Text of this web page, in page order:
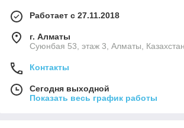
Работает с 27.11.2018
г. Алматы
Суюнбая 53, этаж 3, Алматы, Казахстан
Контакты
Сегодня выходной
Показать весь график работы